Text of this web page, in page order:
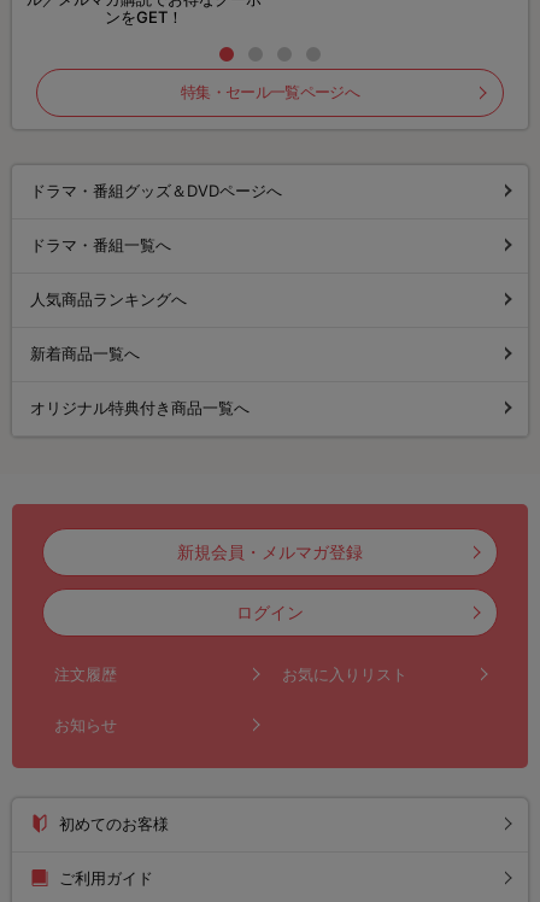
ンをGET！
特集・セール一覧ページへ
ドラマ・番組グッズ＆DVDページへ
ドラマ・番組一覧へ
人気商品ランキングへ
新着商品一覧へ
オリジナル特典付き商品一覧へ
新規会員・メルマガ登録
ログイン
注文履歴 お気に入りリスト
お知らせ
初めてのお客様
ご利用ガイド